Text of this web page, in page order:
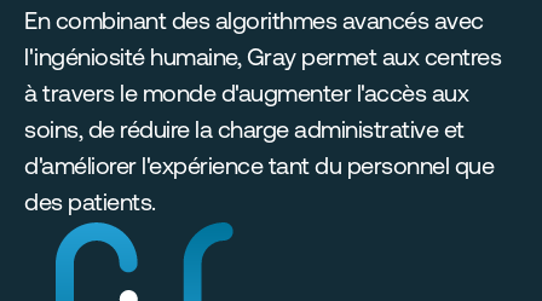
En combinant des algorithmes avancés avec
l'ingéniosité humaine, Gray permet aux centres
à travers le monde d'augmenter l'accès aux
soins, de réduire la charge administrative et
d'améliorer l'expérience tant du personnel que
des patients.